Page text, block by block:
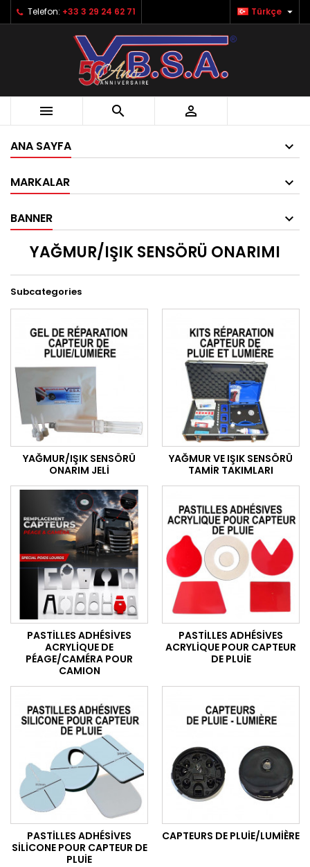
Telefon: +33 3 29 24 62 71 Türkçe 
  
ANA SAYFA
MARKALAR
BANNER
YAĞMUR/IŞIK SENSÖRÜ ONARIMI
Subcategories
YAĞMUR/IŞIK SENSÖRÜ
ONARIM JELI
YAĞMUR VE IŞIK SENSÖRÜ
TAMIR TAKIMLARI
PASTILLES ADHÉSIVES
ACRYLIQUE DE
PÉAGE/CAMÉRA POUR
CAMION
PASTILLES ADHÉSIVES
ACRYLIQUE POUR CAPTEUR
DE PLUIE
PASTILLES ADHÉSIVES
SILICONE POUR CAPTEUR DE
PLUIE
CAPTEURS DE PLUIE/LUMIÈRE